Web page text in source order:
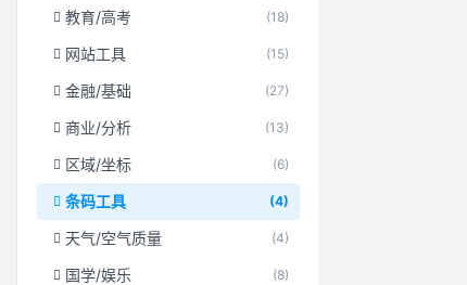
教育/高考 (18)
网站工具 (15)
金融/基础 (27)
商业/分析 (13)
区域/坐标 (6)
条码工具 (4)
天气/空气质量 (4)
国学/娱乐 (8)